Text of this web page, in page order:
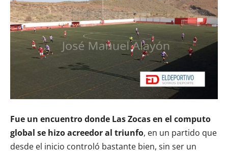
Fue un encuentro donde Las Zocas en el computo
global se hizo acreedor al triunfo, en un partido que
desde el inicio controló bastante bien, sin ser un